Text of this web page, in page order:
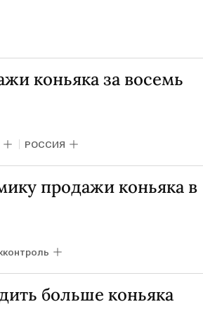
коньяка за восемь
РОССИЯ
продажи коньяка в
больше коньяка